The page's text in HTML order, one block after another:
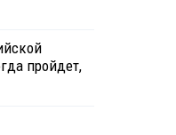
пройдет,